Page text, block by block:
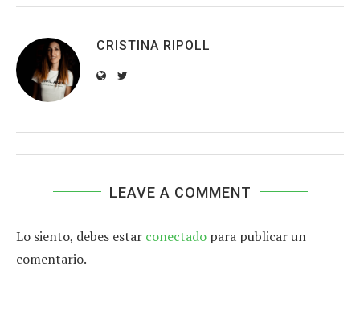
CRISTINA RIPOLL
LEAVE A COMMENT
Lo siento, debes estar conectado para publicar un
comentario.